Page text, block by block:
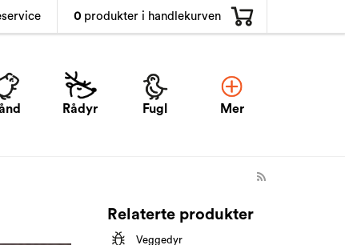
0 produkter i handlekurven
Rådyr Fugl Mer
Relaterte produkter
Veggedyr